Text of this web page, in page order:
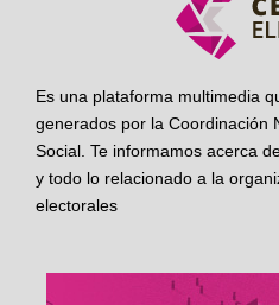
Es una plataforma multimedia
generados por la Coordinación
Social. Te informamos acerca
y todo lo relacionado a la
electorales